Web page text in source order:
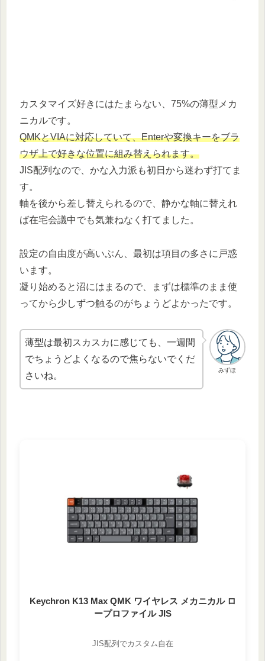
カスタマイズ好きにはたまらない、75%の薄型メカ
ニカルです。
QMKとVIAに対応していて、Enterや変換キーをブラ
ウザ上で好きな位置に組み替えられます。
JIS配列なので、かな入力派も初日から迷わず打てま
す。
軸を後から差し替えられるので、静かな軸に替えれ
ば在宅会議中でも気兼ねなく打てました。
設定の自由度が高いぶん、最初は項目の多さに戸惑
います。
凝り始めると沼にはまるので、まずは標準のまま使
ってから少しずつ触るのがちょうどよかったです。
みずほ
薄型は最初スカスカに感じても、一週間
でちょうどよくなるので焦らないでくだ
さいね。
Keychron K13 Max QMK ワイヤレス メカニカル ロ
ープロファイル JIS
JIS配列でカスタム自在